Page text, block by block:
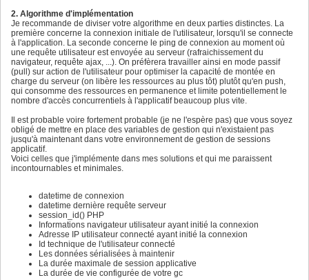
2. Algorithme d'implémentation
Je recommande de diviser votre algorithme en deux parties distinctes. La
première concerne la connexion initiale de l'utilisateur, lorsqu'il se connecte
à l'application. La seconde concerne le ping de connexion au moment où
une requête utilisateur est envoyée au serveur (rafraichissement du
navigateur, requête ajax, ...). On préfèrera travailler ainsi en mode passif
(pull) sur action de l'utilisateur pour optimiser la capacité de montée en
charge du serveur (on libère les ressources au plus tôt) plutôt qu'en push,
qui consomme des ressources en permanence et limite potentiellement le
nombre d'accès concurrentiels à l'applicatif beaucoup plus vite.
Il est probable voire fortement probable (je ne l'espère pas) que vous soyez
obligé de mettre en place des variables de gestion qui n'existaient pas
jusqu'à maintenant dans votre environnement de gestion de sessions
applicatif.
Voici celles que j'implémente dans mes solutions et qui me paraissent
incontournables et minimales.
datetime de connexion
datetime dernière requête serveur
session_id() PHP
Informations navigateur utilisateur ayant initié la connexion
Adresse IP utilisateur connecté ayant initié la connexion
Id technique de l'utilisateur connecté
Les données sérialisées à maintenir
La durée maximale de session applicative
La durée de vie configurée de votre gc